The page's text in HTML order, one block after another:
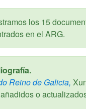
los 15
en el ARG.
Reino de Galicia,
o